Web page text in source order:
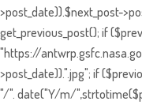
>post_date)).$next_post-
get_previous_post(); if
"https://
>post_date)).".jpg"; if
"/". date("Y/m/